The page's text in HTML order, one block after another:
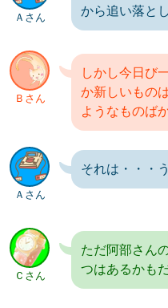
Ａさん
から追い落と
Ｂさん
しかし今日び
か新しいもの
ようなものば
Ａさん
それは・・・
Ｃさん
ただ阿部さん
つはあるかも